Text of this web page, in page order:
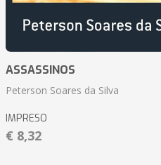
ASSASSINOS
Peterson Soares da Silva
IMPRESO
€ 8,32